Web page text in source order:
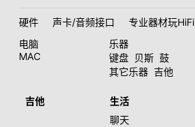
硬件 声卡/音频接口
专业器材玩HiFi
电脑
MAC
乐器
键盘 贝斯 鼓
其它乐器 吉他
吉他
生活
聊天